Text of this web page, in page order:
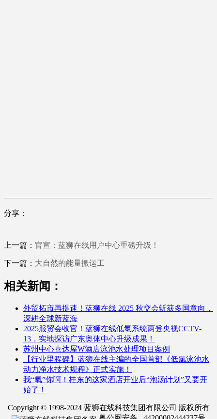
分享：
上一篇： 官宣：蓝狮在线用户中心重磅升级！
下一篇： 大自然的能量搬运工
相关新闻：
外贸拓市再提速！蓝狮在线 2025 秋交会斩获多国意向，
深耕全球新蓝海
2025服贸会收官！蓝狮在线低氯系统两登央视CCTV-
13，实地探访广东奥体中心升级成果！
苏州中心喜达屋W酒店泳池水处理项目案例
【行业里程碑】蓝狮在线主编的全国首部《低氯泳池水
动力净水技术规程》正式实施！
我“氧”你啊！桂东的这家酒店开业后“泡汤计划”又要开
始了！
Copyright © 1998-2024 蓝狮在线科技集团有限公司 版权所有